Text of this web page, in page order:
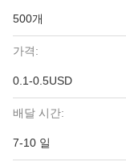
500개
가격:
0.1-0.5USD
배달 시간:
7-10 일